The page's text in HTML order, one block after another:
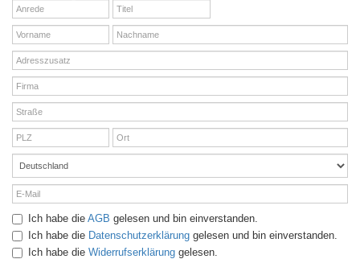
Ich habe die AGB gelesen und bin einverstanden.
Ich habe die Datenschutzerklärung gelesen und bin einverstanden.
Ich habe die Widerrufserklärung gelesen.